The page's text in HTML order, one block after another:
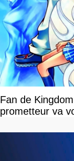
Fan de
prometteur va